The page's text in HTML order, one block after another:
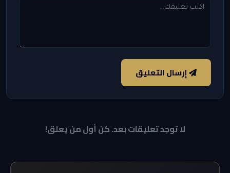
إرسال التعليق
لا توجد تعليقات بعد. كن أول من يعلق!